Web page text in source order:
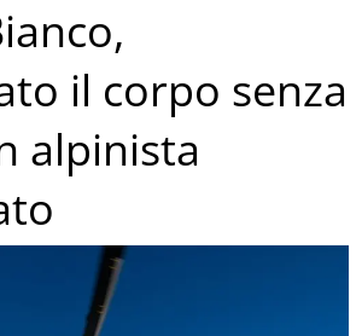
il corpo senza
alpinista